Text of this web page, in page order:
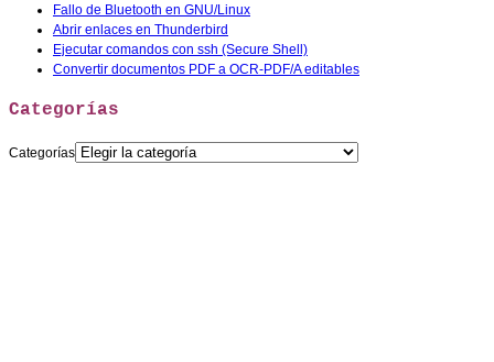
Fallo de Bluetooth en GNU/Linux
Abrir enlaces en Thunderbird
Ejecutar comandos con ssh (Secure Shell)
Convertir documentos PDF a OCR-PDF/A editables
Categorías
Categorías